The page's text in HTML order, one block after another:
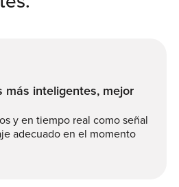
más inteligentes, mejor
y en tiempo real como señal
adecuado en el momento